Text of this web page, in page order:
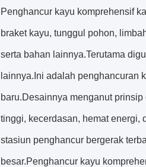
Penghancur kayu komprehensif
braket kayu, tunggul pohon,
serta bahan lainnya.Terutama
lainnya.Ini adalah penghancuran
baru.Desainnya menganut
tinggi, kecerdasan, hemat energi,
stasiun penghancur bergerak
besar.Penghancur kayu